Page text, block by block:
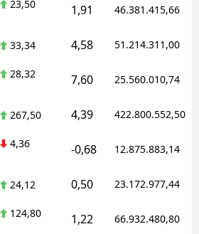
23,50 1,91 46.381.415,66
33,34 4,58 51.214.311,00
28,32 7,60 25.560.010,74
267,50 4,39 422.800.552,50
4,36 -0,68 12.875.883,14
24,12 0,50 23.172.977,44
124,80 1,22 66.932.480,80